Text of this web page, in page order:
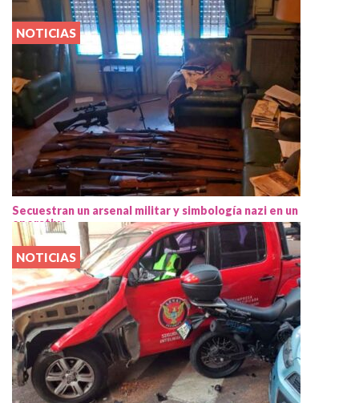
NOTICIAS
Secuestran un arsenal militar y simbología nazi en un
operativo
NOTICIAS